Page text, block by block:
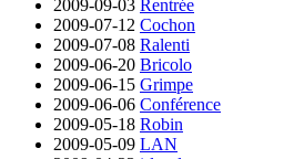
2009-09-03 Rentrée
2009-07-12 Cochon
2009-07-08 Ralenti
2009-06-20 Bricolo
2009-06-15 Grimpe
2009-06-06 Conférence
2009-05-18 Robin
2009-05-09 LAN